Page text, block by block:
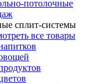
потолочные
сплит-системы
все товары